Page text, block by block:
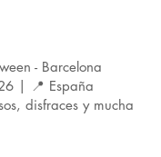
- Barcelona
| 📍 España
disfraces y mucha